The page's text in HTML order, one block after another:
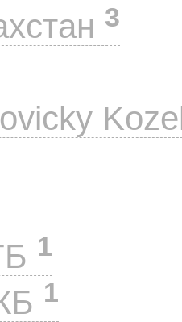
3
1
1